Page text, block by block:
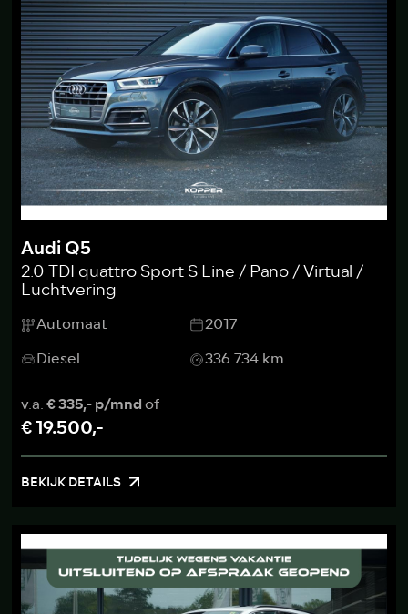
Audi Q5
2.0 TDI quattro Sport S Line / Pano / Virtual /
Luchtvering
Automaat
2017
Diesel
336.734 km
v.a.€ 335,- p/mndof
€ 19.500,-
BEKIJK DETAILS